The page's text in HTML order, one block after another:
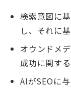
検索意図に
し、それに
オウンドメ
成功に関す
AIがSEOに